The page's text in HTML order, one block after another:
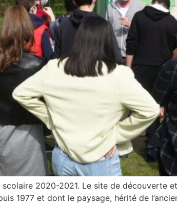
scolaire 2020-2021. Le site de découverte
1977 et dont le paysage, hérité de